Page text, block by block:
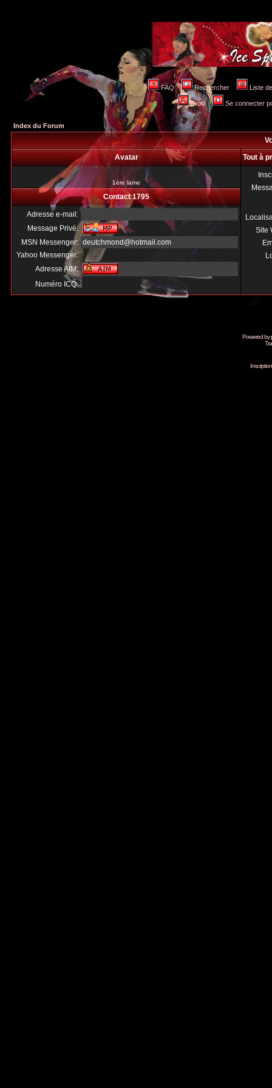
FAQ Rechercher Liste
Profil Se connecter
Index du Forum
Avatar
Tout à
1ère lame
Site
Contact 1795
Adresse e-mail:
Message Privé:
MSN Messenger: deutchmond@hotmail.com
Yahoo Messenger:
Adresse AIM:
Numéro ICQ:
Powered by